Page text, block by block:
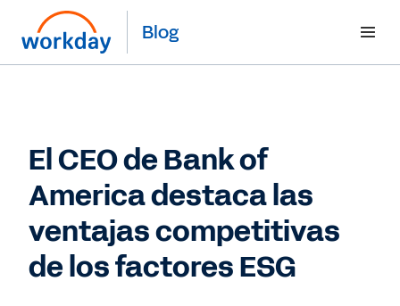
Blog
El CEO de Bank of
America destaca las
ventajas competitivas
de los factores ESG